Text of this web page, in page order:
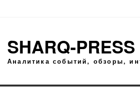
SHARQ-PRESS
Аналитика событий, обзоры,